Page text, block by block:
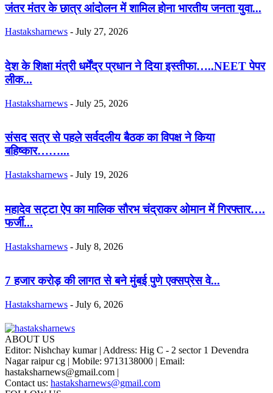
जंतर मंतर के छात्र आंदोलन में शामिल होना भारतीय जनता युवा...
Hastaksharnews - July 27, 2026
देश के शिक्षा मंत्री धर्मेंद्र प्रधान ने दिया इस्तीफा…..NEET पेपर
लीक...
Hastaksharnews - July 25, 2026
संसद सत्र से पहले सर्वदलीय बैठक का विपक्ष ने किया
बहिष्कार……...
Hastaksharnews - July 19, 2026
महादेव सट्टा ऐप का मालिक सौरभ चंद्राकर ओमान में गिरफ्तार….
फर्जी...
Hastaksharnews - July 8, 2026
7 हजार करोड़ की लागत से बने मुंबई पुणे एक्सप्रेस वे...
Hastaksharnews - July 6, 2026
ABOUT US
Editor: Nishchay kumar | Address: Hig C - 2 sector 1 Devendra
Nagar raipur cg | Mobile: 9713138000 | Email:
hastaksharnews@gmail.com |
Contact us: hastaksharnews@gmail.com